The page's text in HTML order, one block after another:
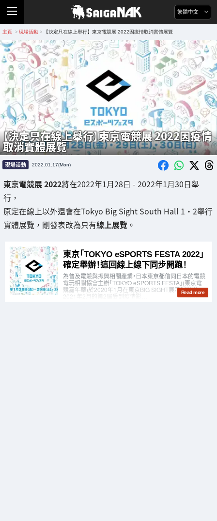
繁體中文
主頁 > 現場活動 > 【決定只在線上舉行】東京電競展 2022因疫情取消實體展覽
【決定只在線上舉行】東京電競展 2022因疫情
取消實體展覽
現場活動 2022.01.17(Mon)
東京電競展 2022將在2022年1月28日 - 2022年1月30日舉
行，
原定在線上以外還會在Tokyo Big Sight South Hall 1・2舉行
實體展覽，剛發表改為只有線上展覽 。